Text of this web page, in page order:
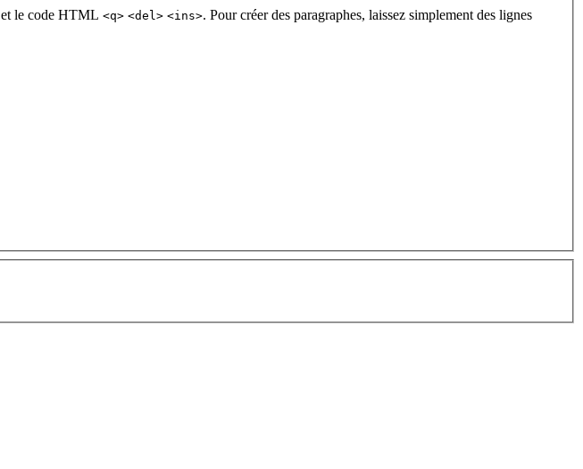
et le code HTML <q> <del> <ins>. Pour créer des paragraphes, laissez simplement des lignes